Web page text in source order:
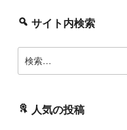
サイト内検索
索:
人気の投稿